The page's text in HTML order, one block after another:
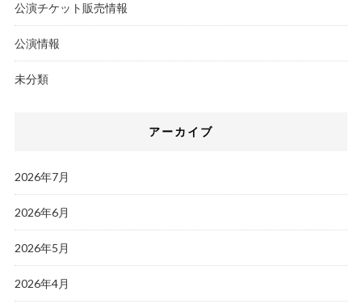
公演チケット販売情報
公演情報
未分類
アーカイブ
2026年7月
2026年6月
2026年5月
2026年4月